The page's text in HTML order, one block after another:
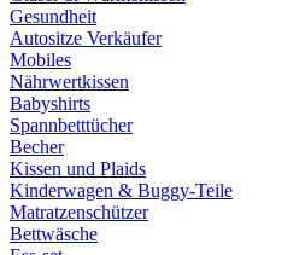
Gesundheit
Autositze Verkäufer
Mobiles
Nährwertkissen
Babyshirts
Spannbetttücher
Becher
Kissen und Plaids
Kinderwagen & Buggy-Teile
Matratzenschützer
Bettwäsche